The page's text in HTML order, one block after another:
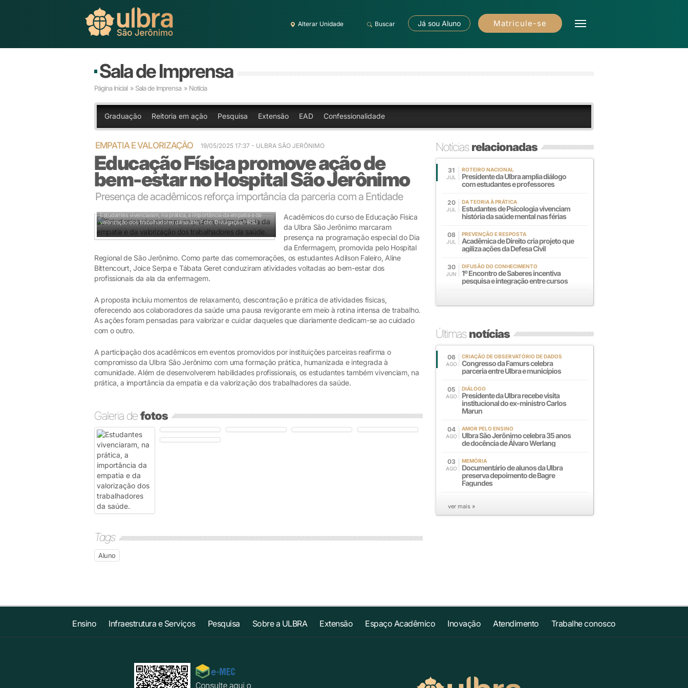
Alterar Unidade Buscar Já sou Aluno Matricule-se
Sala de Imprensa
Página Inicial » Sala de Imprensa » Notícia
Graduação Reitoria em ação Pesquisa Extensão EAD Confessionalidade
EMPATIA E VALORIZAÇÃO 19/05/2025 17:37 - ULBRA SÃO JERÔNIMO
Educação Física promove ação de
bem-estar no Hospital São Jerônimo
Presença de acadêmicos reforça importância da parceria com a Entidade
Estudantes vivenciaram, na prática, a importância da empatia e da
valorização dos trabalhadores da saúde.Foto: Divulgação/HRSJ
Acadêmicos do curso de Educação Física
da Ulbra São Jerônimo marcaram
presença na programação especial do Dia
da Enfermagem, promovida pelo Hospital
Regional de São Jerônimo. Como parte das comemorações, os estudantes Adilson Faleiro, Aline
Bittencourt, Joice Serpa e Tábata Geret conduziram atividades voltadas ao bem-estar dos
profissionais da ala da enfermagem.
A proposta incluiu momentos de relaxamento, descontração e prática de atividades físicas,
oferecendo aos colaboradores da saúde uma pausa revigorante em meio à rotina intensa de trabalho.
As ações foram pensadas para valorizar e cuidar daqueles que diariamente dedicam-se ao cuidado
com o outro.
A participação dos acadêmicos em eventos promovidos por instituições parceiras reafirma o
compromisso da Ulbra São Jerônimo com uma formação prática, humanizada e integrada à
comunidade. Além de desenvolverem habilidades profissionais, os estudantes também vivenciam, na
prática, a importância da empatia e da valorização dos trabalhadores da saúde.
Galeria defotos
Tags
Aluno
Notíciasrelacionadas
31
JUL
ROTEIRO NACIONAL
Presidente da Ulbra amplia diálogo
com estudantes e professores
20
JUL
DA TEORIA À PRÁTICA
Estudantes de Psicologia vivenciam
história da saúde mental nas férias
08
JUL
PREVENÇÃO E RESPOSTA
Acadêmica de Direito cria projeto que
agiliza ações da Defesa Civil
30
JUN
DIFUSÃO DO CONHECIMENTO
1º Encontro de Saberes incentiva
pesquisa e integração entre cursos
Últimasnotícias
06
AGO
CRIAÇÃO DE OBSERVATÓRIO DE DADOS
Congresso da Famurs celebra
parceria entre Ulbra e municípios
05
AGO
DIÁLOGO
Presidente da Ulbra recebe visita
institucional do ex-ministro Carlos
Marun
04
AGO
AMOR PELO ENSINO
Ulbra São Jerônimo celebra 35 anos
de docência de Álvaro Werlang
03
AGO
MEMÓRIA
Documentário de alunos da Ulbra
preserva depoimento de Bagre
Fagundes
ver mais »
Ensino Infraestrutura e Serviços Pesquisa Sobre a ULBRA Extensão Espaço Acadêmico Inovação Atendimento Trabalhe conosco